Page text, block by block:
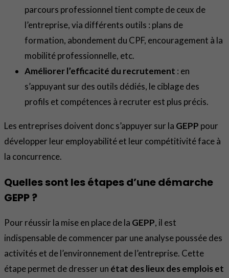
parcours professionnel tient compte de ceux de
l’entreprise, via différents outils : plans de
formation, abondement du CPF, encouragement à la
mobilité professionnelle, etc.
Améliorer l’efficacité du recrutement : en
s’appuyant sur des outils dédiés, le ciblage des
profils et compétences à recruter est plus précis.
Les entreprises doivent donc s’appuyer sur la GEPP pour
développer leur employabilité et leur compétitivité face à
la concurrence.
Quelles sont les étapes d’une démarche
GEPP ?
Pour réussir la mise en place de la GEPP, il est
indispensable de commencer par une analyse poussée des
activités et de l’environnement de l’entreprise. Cette
étape permet de dresser un état des lieux des emplois et